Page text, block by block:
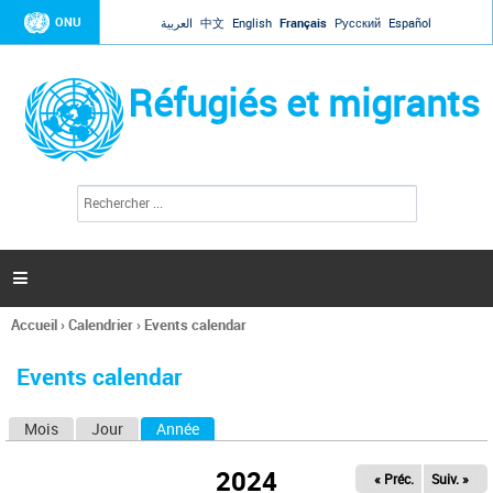
Jump to navigation
ONU العربية 中文 English Français Русский Español
Réfugiés et migrants
l
c
h
e

Vous
ici
Accueil›Calendrier› Events calendar
Events calendar
Mois Jour Année
2024 « Préc. Suiv. »